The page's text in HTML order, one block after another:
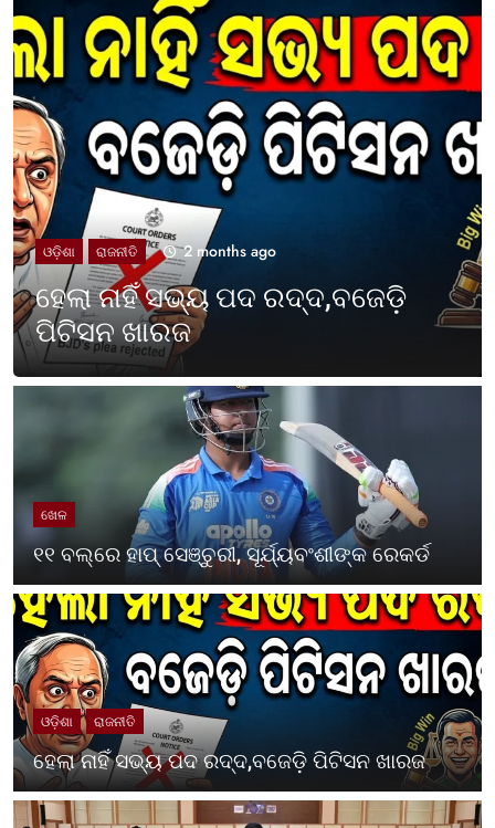
UNCATEGORIZED 2 months ago
ଓଡ଼ିଶା ପାଳିଲା ପଶ୍ଚିମବଙ୍ଗ
ପ୍ରତିଷ୍ଠା ଦିବସ
ଖେଳ
୧୧ ବଲ୍‌ରେ ହାପ୍ ସେଞ୍ଚୁରୀ, ସୂର୍ଯ୍ୟବଂଶୀଙ୍କ ରେକର୍ଡ
ଓଡ଼ିଶା ରାଜନୀତି
ହେଲା ନାହିଁ ସଭ୍ୟ ପଦ ରଦ୍ଦ,ବଜେଡ଼ି ପିଟିସନ ଖାରଜ